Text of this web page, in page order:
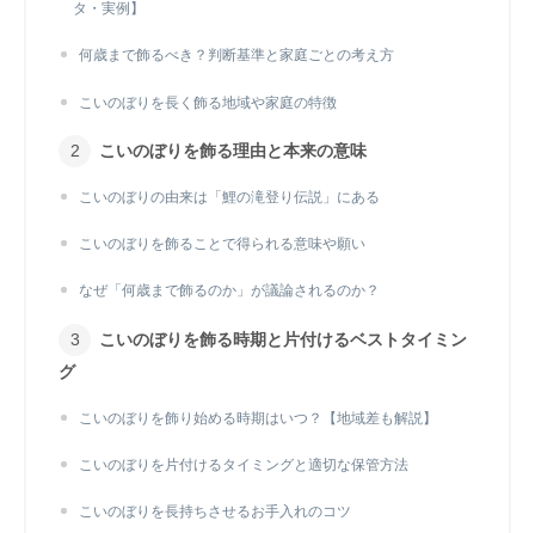
タ・実例】
何歳まで飾るべき？判断基準と家庭ごとの考え方
こいのぼりを長く飾る地域や家庭の特徴
こいのぼりを飾る理由と本来の意味
こいのぼりの由来は「鯉の滝登り伝説」にある
こいのぼりを飾ることで得られる意味や願い
なぜ「何歳まで飾るのか」が議論されるのか？
こいのぼりを飾る時期と片付けるベストタイミン
グ
こいのぼりを飾り始める時期はいつ？【地域差も解説】
こいのぼりを片付けるタイミングと適切な保管方法
こいのぼりを長持ちさせるお手入れのコツ